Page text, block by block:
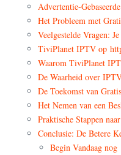
Advertentie-
Het Probleem met
Veelgestelde Vragen:
TiviPlanet IPTV op
Waarom TiviPlanet
De Waarheid over
De Toekomst van
Het Nemen van een
Praktische Stappen
Conclusie: De Betere
Begin Vandaag nog